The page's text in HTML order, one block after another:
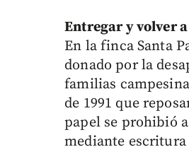
Entregar y volver
En la finca Santa
donado por la
familias
de 1991 que
papel se prohibió
mediante